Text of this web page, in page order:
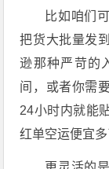
比如咱们
把货大批量发
逊那种严苛的
间，或者你需
24小时内就能
红单空运便宜多